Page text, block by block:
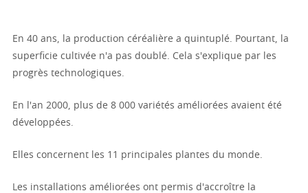
En 40 ans, la production céréalière a quintuplé. Pourtant, la
superficie cultivée n'a pas doublé. Cela s'explique par les
progrès technologiques.
En l'an 2000, plus de 8 000 variétés améliorées avaient été
développées.
Elles concernent les 11 principales plantes du monde.
Les installations améliorées ont permis d'accroître la